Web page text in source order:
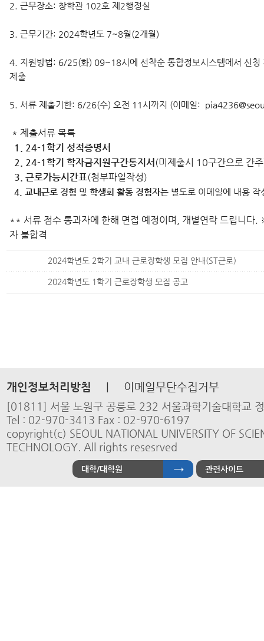
2. 근무장소: 창학관 102호 제2행정실
3. 근무기간: 2024학년도 7~8월(2개월)
4. 지원방법: 6/25(화) 09~18시에 선착순 통합정보시스템에서 신청
제출
5. 서류 제출기한: 6/26(수) 오전 11시까지 (이메일: pia4236
* 제출서류 목록
1. 24-1학기 성적증명서
2. 24-1학기 학자금지원구간통지서 (미제출시 10구간으로 간
3. 근로가능시간표(첨부파일작성)
4. 교내근로 경험 및학생회 활동 경험자는 별도로 이메일에 내용 작
** 서류 점수 통과자에 한해 면접 예정이며, 개별연락 드립니다.
자 불합격
2024학년도 2학기 교내 근로장학생 모집 안내(ST근로)
2024학년도 1학기 근로장학생 모집 공고
개인정보처리방침 이메일무단수집거부
[01811] 서울 노원구 공릉로 232 서울과학기술대학교
Tel : 02-970-3413 Fax : 02-970-6197
copyright(c) SEOUL NATIONAL UNIVERSITY OF
TECHNOLOGY. All rights resesrved
대학/대학원 관련사이트